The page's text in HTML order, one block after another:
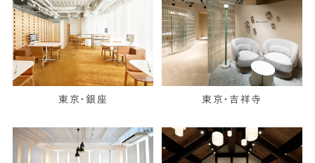
東京・銀座 東京・吉祥寺